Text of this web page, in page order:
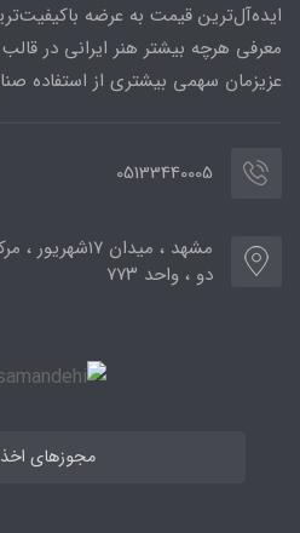
ایده‌آل‌ترین قیمت به عرضه
معرفی هرچه بیشتر هنر ایرانی در
عزیزمان سهمی بیشتری از استفاده
05133440005
دو ، واحد ۷۷۳
مجوزهای